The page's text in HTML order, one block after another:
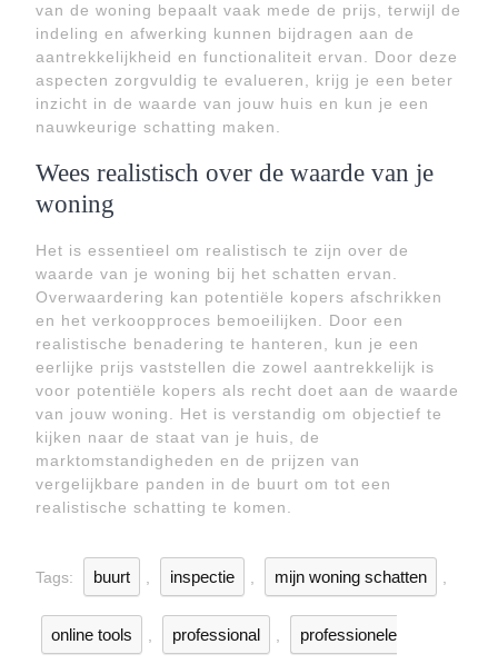
van de woning bepaalt vaak mede de prijs, terwijl de
indeling en afwerking kunnen bijdragen aan de
aantrekkelijkheid en functionaliteit ervan. Door deze
aspecten zorgvuldig te evalueren, krijg je een beter
inzicht in de waarde van jouw huis en kun je een
nauwkeurige schatting maken.
Wees realistisch over de waarde van je
woning
Het is essentieel om realistisch te zijn over de
waarde van je woning bij het schatten ervan.
Overwaardering kan potentiële kopers afschrikken
en het verkoopproces bemoeilijken. Door een
realistische benadering te hanteren, kun je een
eerlijke prijs vaststellen die zowel aantrekkelijk is
voor potentiële kopers als recht doet aan de waarde
van jouw woning. Het is verstandig om objectief te
kijken naar de staat van je huis, de
marktomstandigheden en de prijzen van
vergelijkbare panden in de buurt om tot een
realistische schatting te komen.
Tags: buurt , inspectie , mijn woning schatten ,
online tools , professional , professionele